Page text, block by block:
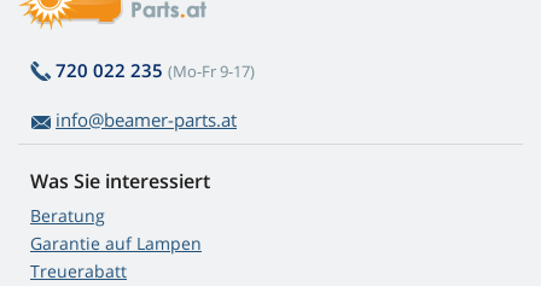
720 022 235 (Mo-Fr 9-17)
info@beamer-parts.at
Was Sie interessiert
Beratung
Garantie auf Lampen
Treuerabatt